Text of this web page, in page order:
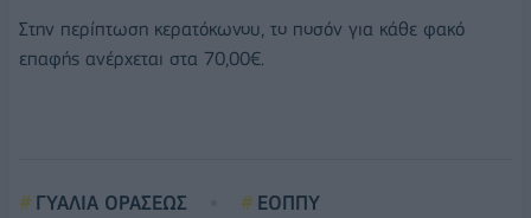
Στην περίπτωση κερατόκωνου, το ποσόν για κάθε φακό
επαφής ανέρχεται στα 70,00€.
ΓΥΑΛΙΑ ΟΡΑΣΕΩΣ ΕΟΠΠΥ